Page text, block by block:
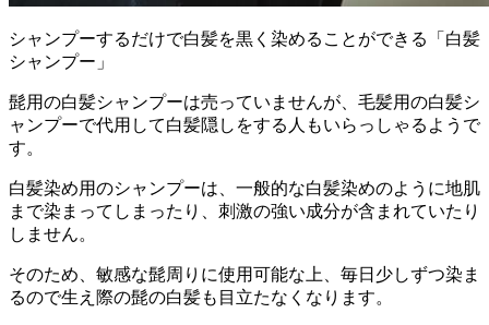
シャンプーするだけで白髪を黒く染めることができる「白髪
シャンプー」
髭用の白髪シャンプーは売っていませんが、毛髪用の白髪シ
ャンプーで代用して白髪隠しをする人もいらっしゃるようで
す。
白髪染め用のシャンプーは、一般的な白髪染めのように地肌
まで染まってしまったり、刺激の強い成分が含まれていたり
しません。
そのため、敏感な髭周りに使用可能な上、毎日少しずつ染ま
るので生え際の髭の白髪も目立たなくなります。